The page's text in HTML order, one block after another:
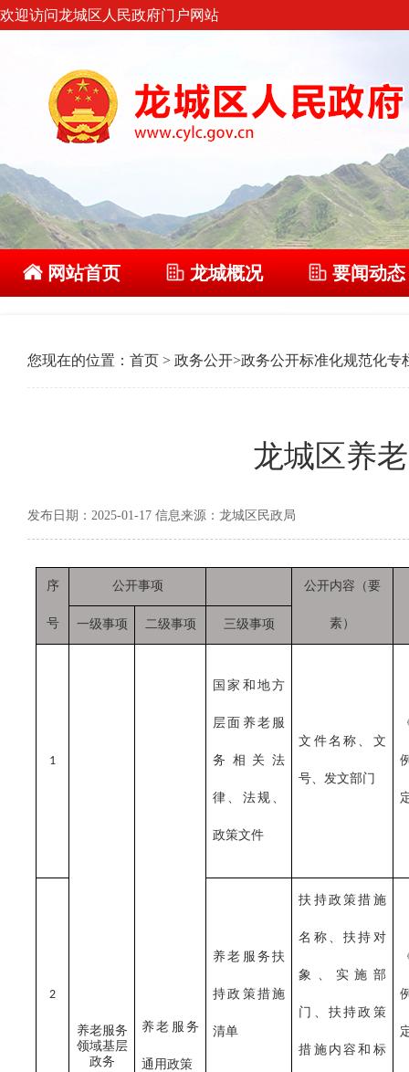
欢迎访问龙城区人民政府门户网站
网站首页 龙城概况 要闻动态
您现在的位置： 首页 > 政务公开>政务公开标准化规范化专
龙城区养
发布日期：2025-01-17 信息来源：龙城区民政局
序
号
公开事项 公开内容（要
素）
一级事项 二级事项 三级事项
1
养老服务
领域基层
政务
养老服务
通用政策
国家和地方
层面养老服
务相关法
律、法规、
政策文件
文件名称、文
号、发文部门
2
养老服务扶
持政策措施
清单
扶持政策措施
名称、扶持对
象、实施部
门、扶持政策
措施内容和标